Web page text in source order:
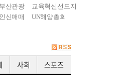
부산관광
교육혁신선도지
인신매매 UN해양총회
사회 스포츠